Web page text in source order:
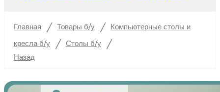
Главная / Товары б/у / Компьютерные столы и
кресла б/у / Столы б/у /
Назад